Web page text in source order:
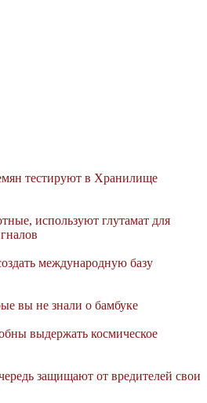
тестируют в Хранилище
используют глутамат для
международную базу
вы не знали о бамбуке
выдержать космическое
защищают от вредителей свои